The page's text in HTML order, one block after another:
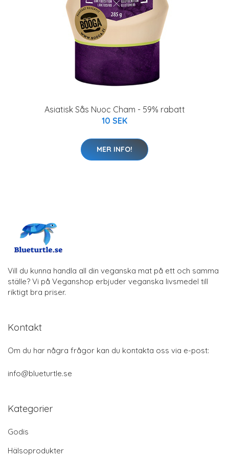
Asiatisk Sås Nuoc Cham - 59% rabatt
10 SEK
MER INFO!
Vill du kunna handla all din veganska mat på ett och samma
ställe? Vi på Veganshop erbjuder veganska livsmedel till
riktigt bra priser.
Kontakt
Om du har några frågor kan du kontakta oss via e-post:
info@blueturtle.se
Kategorier
Godis
Hälsoprodukter